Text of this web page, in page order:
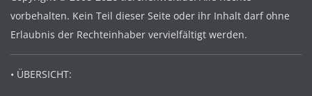
vorbehalten. Kein Teil dieser Seite oder ihr Inhalt darf ohne
Erlaubnis der Rechteinhaber vervielfältigt werden.
• ÜBERSICHT: